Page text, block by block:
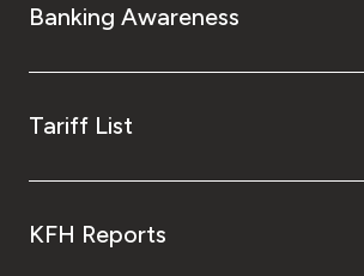
Banking Awareness
Tariff List
KFH Reports